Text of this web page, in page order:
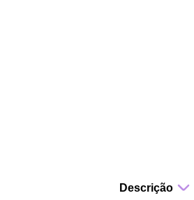
Descrição